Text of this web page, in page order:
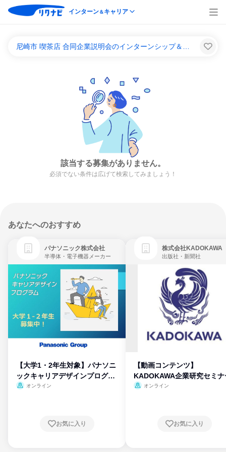
インターン＆キャリア
該当する募集がありません。
必須でない条件は広げて検索してみましょう！
あなたへのおすすめ
パナソニック株式会社
半導体・電子機器メーカー
【大学1・2年生対象】パナソニ
ックキャリアデザインプログラ
ム
オンライン
お気に入り
株式会社KADOKAWA
出版社・新聞社
【動画コンテンツ】
KADOKAWA企業研究セミナ
オンライン
お気に入り